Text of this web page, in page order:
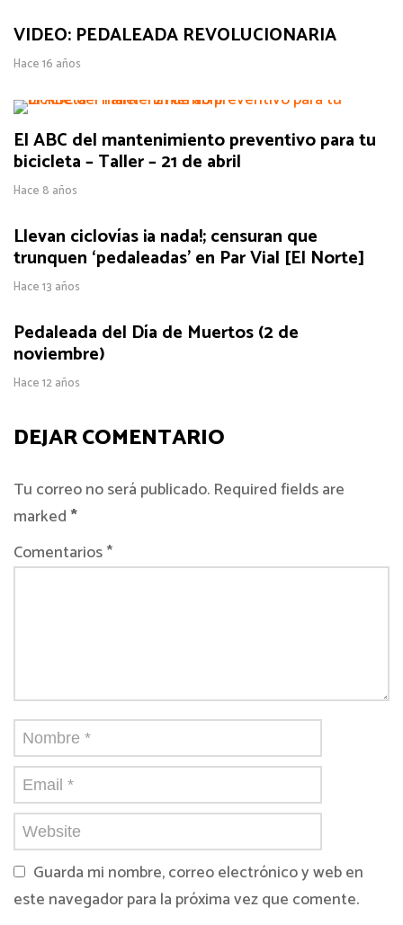
VIDEO: PEDALEADA REVOLUCIONARIA
Hace 16 años
El ABC del mantenimiento preventivo para tu
bicicleta – Taller – 21 de abril
Hace 8 años
Llevan ciclovías ¡a nada!; censuran que
trunquen ‘pedaleadas’ en Par Vial [El Norte]
Hace 13 años
Pedaleada del Día de Muertos (2 de
noviembre)
Hace 12 años
DEJAR COMENTARIO
Tu correo no será publicado. Required fields are
marked*
Comentarios *
Guarda mi nombre, correo electrónico y web en
este navegador para la próxima vez que comente.